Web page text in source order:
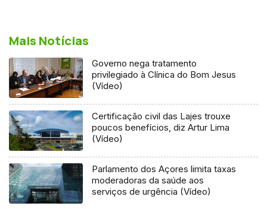
Mais Notícias
Governo nega tratamento
privilegiado à Clínica do Bom Jesus
(Vídeo)
Certificação civil das Lajes trouxe
poucos benefícios, diz Artur Lima
(Vídeo)
Parlamento dos Açores limita taxas
moderadoras da saúde aos
serviços de urgência (Vídeo)